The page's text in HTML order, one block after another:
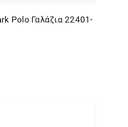
Polo Γαλάζια 22401-